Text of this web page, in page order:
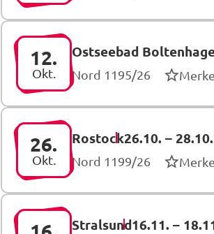
12.
Okt.
Ostseebad
Nord 1195/26
26.
Okt.
Rostock26.10. –
Nord 1199/26
Stralsund16.11. –